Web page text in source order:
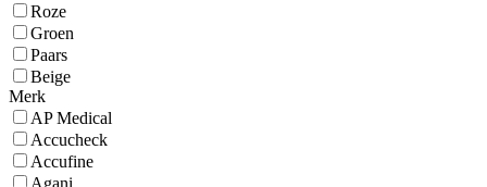
Roze
Groen
Paars
Beige
Merk
AP Medical
Accucheck
Accufine
Agani